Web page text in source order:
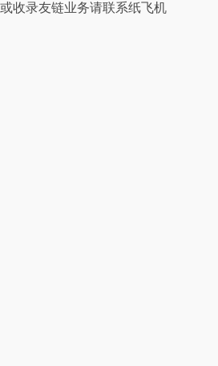
收录友链业务请联系纸飞机